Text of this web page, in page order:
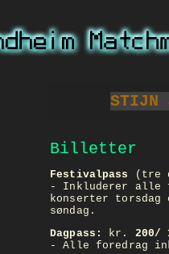
STIJN
Billetter
Festivalpass
(tre
- Inkluderer alle
konserter
søndag.
Dagpass:
kr. 200/
- Alle foredrag